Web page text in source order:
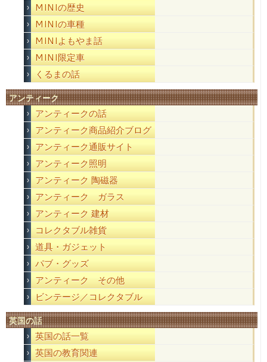
MINIの歴史
MINIの車種
MINIよもやま話
MINI限定車
くるまの話
アンティーク
アンティークの話
アンティーク商品紹介ブログ
アンティーク通販サイト
アンティーク照明
アンティーク 陶磁器
アンティーク ガラス
アンティーク 建材
コレクタブル雑貨
道具・ガジェット
パブ・グッズ
アンティーク その他
ビンテージ／コレクタブル
英国の話
英国の話一覧
英国の教育関連